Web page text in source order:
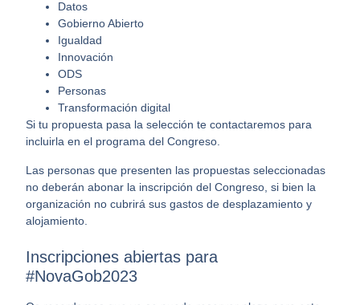
Datos
Gobierno Abierto
Igualdad
Innovación
ODS
Personas
Transformación digital
Si tu propuesta pasa la selección te contactaremos para
incluirla en el programa del Congreso.
Las personas que presenten las propuestas seleccionadas
no deberán abonar la inscripción del Congreso, si bien la
organización no cubrirá sus gastos de desplazamiento y
alojamiento.
Inscripciones abiertas para
#NovaGob2023